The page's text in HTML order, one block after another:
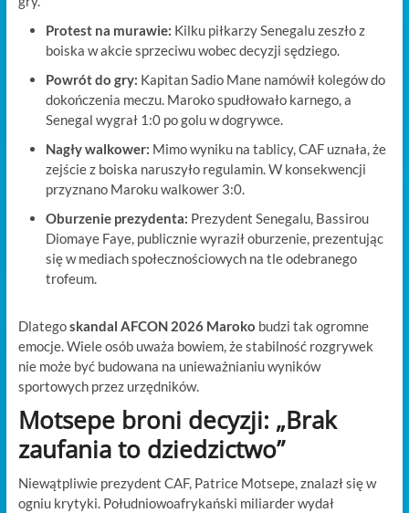
Protest na murawie: Kilku piłkarzy Senegalu zeszło z
boiska w akcie sprzeciwu wobec decyzji sędziego.
Powrót do gry: Kapitan Sadio Mane namówił kolegów do
dokończenia meczu. Maroko spudłowało karnego, a
Senegal wygrał 1:0 po golu w dogrywce.
Nagły walkower: Mimo wyniku na tablicy, CAF uznała, że
zejście z boiska naruszyło regulamin. W konsekwencji
przyznano Maroku walkower 3:0.
Oburzenie prezydenta: Prezydent Senegalu, Bassirou
Diomaye Faye, publicznie wyraził oburzenie, prezentując
się w mediach społecznościowych na tle odebranego
trofeum.
Dlategoskandal AFCON 2026 Maroko budzi tak ogromne
emocje. Wiele osób uważa bowiem, że stabilność rozgrywek
nie może być budowana na unieważnianiu wyników
sportowych przez urzędników.
Motsepe broni decyzji: „Brak
zaufania to dziedzictwo”
Niewątpliwie prezydent CAF, Patrice Motsepe, znalazł się w
ogniu krytyki. Południowoafrykański miliarder wydał